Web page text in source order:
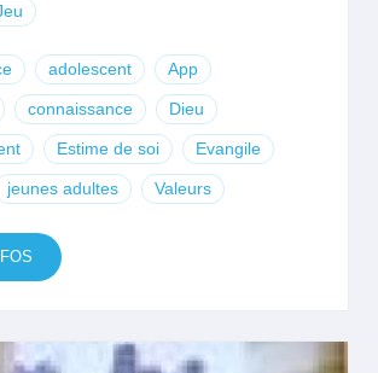
adolescent App
connaissance Dieu
Estime de soi Evangile
jeunes adultes Valeurs